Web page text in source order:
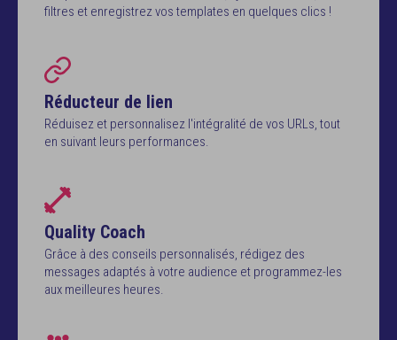
filtres et enregistrez vos templates en quelques clics !
Réducteur de lien
Réduisez et personnalisez l'intégralité de vos URLs, tout
en suivant leurs performances.
Quality Coach
Grâce à des conseils personnalisés, rédigez des
messages adaptés à votre audience et programmez-les
aux meilleures heures.